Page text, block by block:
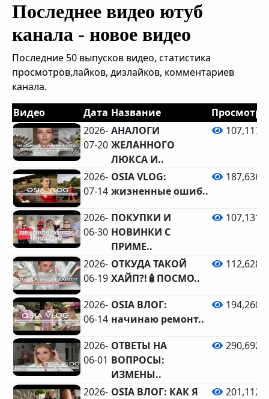
Последнее видео ютуб
канала - новое видео
Последние 50 выпусков видео, статистика
просмотров,лайков, дизлайков, комментариев
канала.
Видео
Дата Название
2026-
07-20
АНАЛОГИ
ЖЕЛАННОГО
ЛЮКСА И..
107,117
2026-
07-14
OSIA VLOG:
жизненные ошиб..
187,636
2026-
06-30
ПОКУПКИ И
НОВИНКИ С
ПРИМЕ..
107,131
2026-
06-19
ОТКУДА ТАКОЙ
ХАЙП?!🧴ПОСМО..
112,628
2026-
06-14
OSIA ВЛОГ:
начинаю ремонт..
194,260
2026-
06-01
ОТВЕТЫ НА
ВОПРОСЫ:
ИЗМЕНЫ..
290,692
2026- OSIA ВЛОГ: КАК Я
201,112